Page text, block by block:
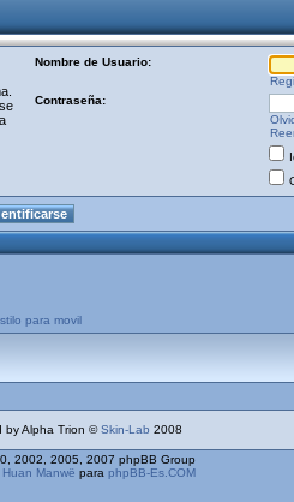
Nombre de Usuario:
Contraseña:
para movil
by Alpha Trion ©Skin-Lab 2008
2002, 2005, 2007 phpBB Group
Huan Manwë para phpBB-Es.COM